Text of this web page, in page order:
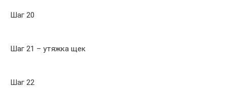
Шаг 20
Шаг 21 – утяжка щек
Шаг 22